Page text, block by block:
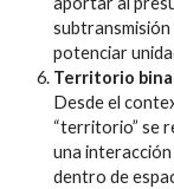
subtransmisión
potenciar
Territorio
Desde el
“territorio” se
una
dentro de